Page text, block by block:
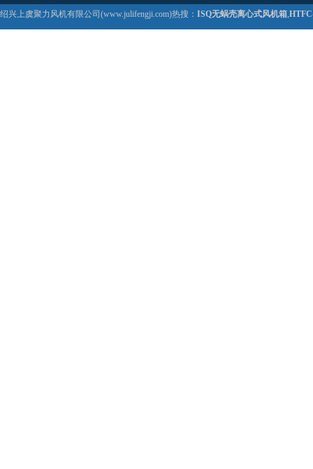
绍兴上虞聚力风机有限公司(www.julifengji.com)热搜： ISQ无蜗壳离心式风机箱,